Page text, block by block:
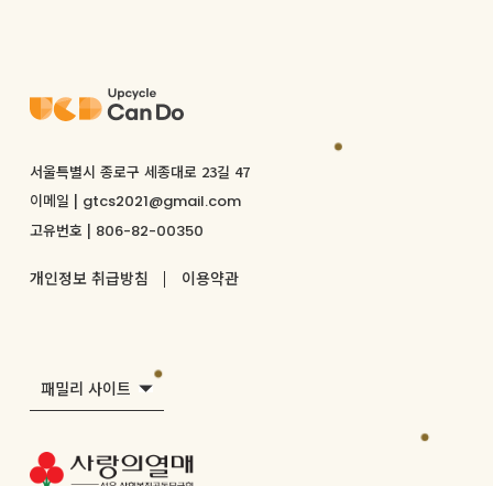
서울특별시 종로구 세종대로 23길 47
이메일 | gtcs2021@gmail.com
고유번호 | 806-82-00350
개인정보 취급방침 이용약관
패밀리 사이트